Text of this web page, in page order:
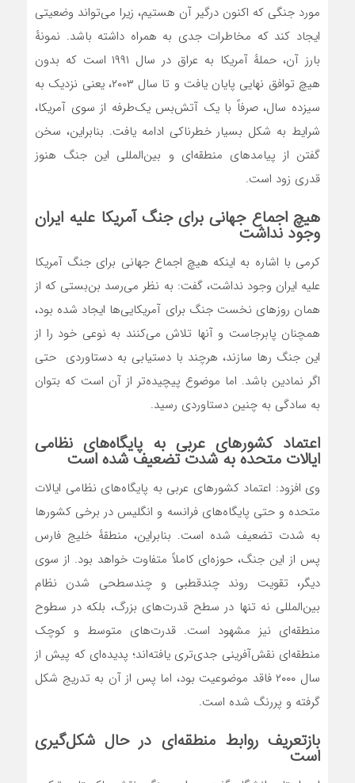
مورد جنگی که اکنون درگیر آن هستیم، زیرا می‌تواند وضعیتی
ایجاد کند که مخاطرات جدی به همراه داشته باشد. نمونهٔ
بارز آن، حملهٔ آمریکا به عراق در سال ۱۹۹۱ است که بدون
هیچ توافق نهایی پایان یافت و تا سال ۲۰۰۳، یعنی نزدیک به
سیزده سال، صرفاً با یک آتش‌بس یک‌طرفه از سوی آمریکا،
شرایط به شکل بسیار خطرناکی ادامه یافت. بنابراین، سخن
گفتن از پیامدهای منطقه‌ای و بین‌المللی این جنگ هنوز
قدری زود است.
هیچ اجماع جهانی برای جنگ آمریکا علیه ایران
وجود نداشت
کرمی با اشاره به اینکه هیچ اجماع جهانی برای جنگ آمریکا
علیه ایران وجود نداشت، گفت: به نظر می‌رسد بن‌بستی که از
همان روزهای نخست جنگ برای آمریکایی‌ها ایجاد شده بود،
همچنان پابرجاست و آنها تلاش می‌کنند به نوعی خود را از
این جنگ رها سازند، هرچند با دستیابی به دستاوردی حتی
اگر نمادین باشد. اما موضوع پیچیده‌تر از آن است که بتوان
به سادگی به چنین دستاوردی رسید.
اعتماد کشورهای عربی به پایگاه‌های نظامی
ایالات متحده به شدت تضعیف شده است
وی افزود: اعتماد کشورهای عربی به پایگاه‌های نظامی ایالات
متحده و حتی پایگاه‌های فرانسه و انگلیس در برخی کشورها
به شدت تضعیف شده است. بنابراین، منطقهٔ خلیج فارس
پس از این جنگ، حوزه‌ای کاملاً متفاوت خواهد بود. از سوی
دیگر، تقویت روند چندقطبی و چندسطحی شدن نظام
بین‌المللی نه تنها در سطح قدرت‌های بزرگ، بلکه در سطوح
منطقه‌ای نیز مشهود است. قدرت‌های متوسط و کوچک
منطقه‌ای نقش‌آفرینی جدی‌تری یافته‌اند؛ پدیده‌ای که پیش از
سال ۲۰۰۰ فاقد موضوعیت بود، اما پس از آن به تدریج شکل
گرفته و پررنگ شده است.
بازتعریف روابط منطقه‌ای در حال شکل‌گیری
است